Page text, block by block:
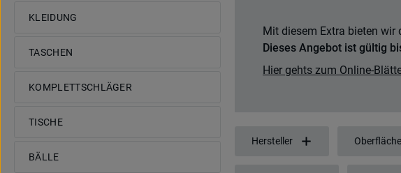
KLEIDUNG
TASCHEN
KOMPLETTSCHLÄGER
TISCHE
BÄLLE
Mit diesem Extra bieten
Dieses Angebot ist gültig
Hier gehts zum Online-
Hersteller